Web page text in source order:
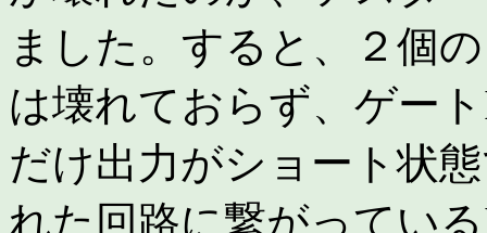
ました。すると、２個
は壊れておらず、ゲー
だけ出力がショート状
れた回路に繋がってい